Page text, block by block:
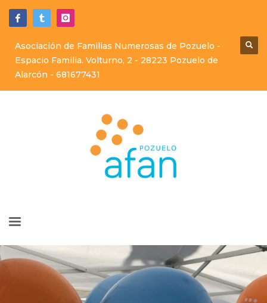
Asociación de Familias Numerosas de Pozuelo -
Espacio Familia. Volturno, 2 - 28223 Pozuelo de
Alarcón - 681677431